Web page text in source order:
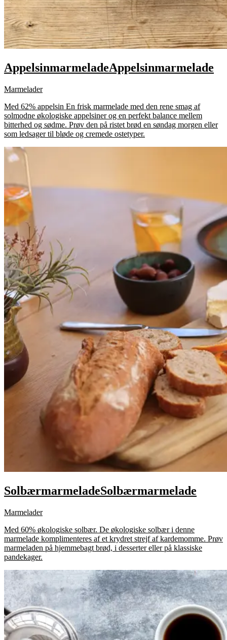
AppelsinmarmeladeAppelsinmarmelade
Marmelader
Med 62% appelsin En frisk marmelade med den rene smag af
solmodne økologiske appelsiner og en perfekt balance mellem
bitterhed og sødme. Prøv den på ristet brød en søndag morgen eller
som ledsager til bløde og cremede ostetyper.
SolbærmarmeladeSolbærmarmelade
Marmelader
Med 60% økologiske solbær. De økologiske solbær i denne
marmelade komplimenteres af et krydret strejf af kardemomme. Prøv
marmeladen på hjemmebagt brød, i desserter eller på klassiske
pandekager.